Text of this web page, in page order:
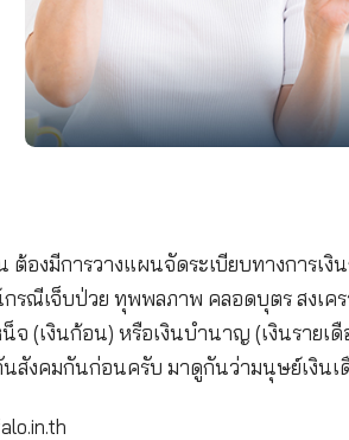
นทุกคน ต้องมีการวางแผนจัดระ